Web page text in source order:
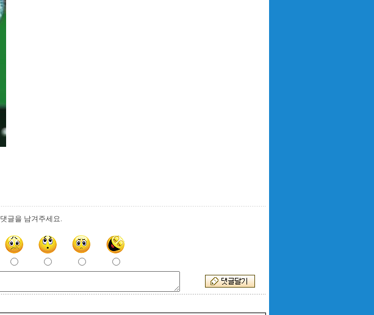
댓글을 남겨주세요.